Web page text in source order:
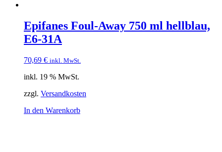
Epifanes Foul-Away 750 ml hellblau,
E6-31A
70,69 € inkl. MwSt.
inkl. 19 % MwSt.
zzgl. Versandkosten
In den Warenkorb